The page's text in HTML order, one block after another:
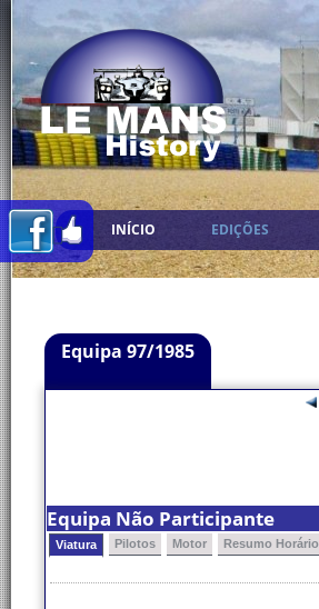
INÍCIO EDIÇÕES
Equipa 97/1985
Equipa Não Participante
Viatura Pilotos Motor Resumo Horário